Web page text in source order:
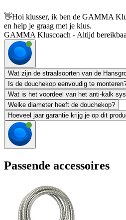
👋Hoi klusser, ik ben de GAMMA
en help je graag met je klus.
GAMMA Kluscoach - Altijd
Wat zijn de straalsoorten van de
Is de douchekop eenvoudig te
Wat is het voordeel van het anti-kalk
Welke diameter heeft de douchekop?
Hoeveel jaar garantie krijg je op dit
Passende accessoires